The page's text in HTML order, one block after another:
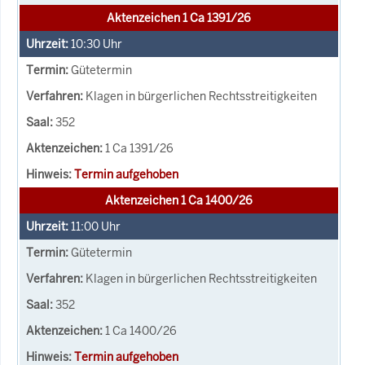
Aktenzeichen 1 Ca 1391/26
10:30 Uhr
Gütetermin
Klagen in bürgerlichen Rechtsstreitigkeiten
352
1 Ca 1391/26
Termin aufgehoben
Aktenzeichen 1 Ca 1400/26
11:00 Uhr
Gütetermin
Klagen in bürgerlichen Rechtsstreitigkeiten
352
1 Ca 1400/26
Termin aufgehoben